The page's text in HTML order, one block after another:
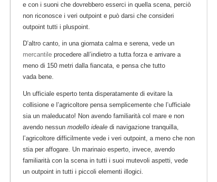
e con i suoni che dovrebbero esserci in quella scena, perciò
non riconosce i veri outpoint e può darsi che consideri
outpoint tutti i pluspoint.
D’altro canto, in una giornata calma e serena, vede un
mercantile procedere all’indietro a tutta forza e arrivare a
meno di 150 metri dalla fiancata, e pensa che tutto
vada bene.
Un ufficiale esperto tenta disperatamente di evitare la
collisione e l’agricoltore pensa semplicemente che l’ufficiale
sia un maleducato! Non avendo familiarità col mare e non
avendo nessun modello ideale di navigazione tranquilla,
l’agricoltore difficilmente vede i veri outpoint, a meno che non
stia per affogare. Un marinaio esperto, invece, avendo
familiarità con la scena in tutti i suoi mutevoli aspetti, vede
un outpoint in tutti i piccoli elementi illogici.